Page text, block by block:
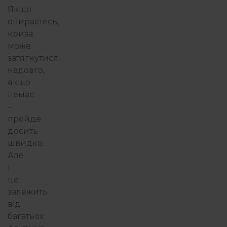
Якщо
опираєтесь,
криза
може
затягнутися
надовго,
якщо
немає
–
пройде
досить
швидко.
Але
і
це
залежить
від
багатьох